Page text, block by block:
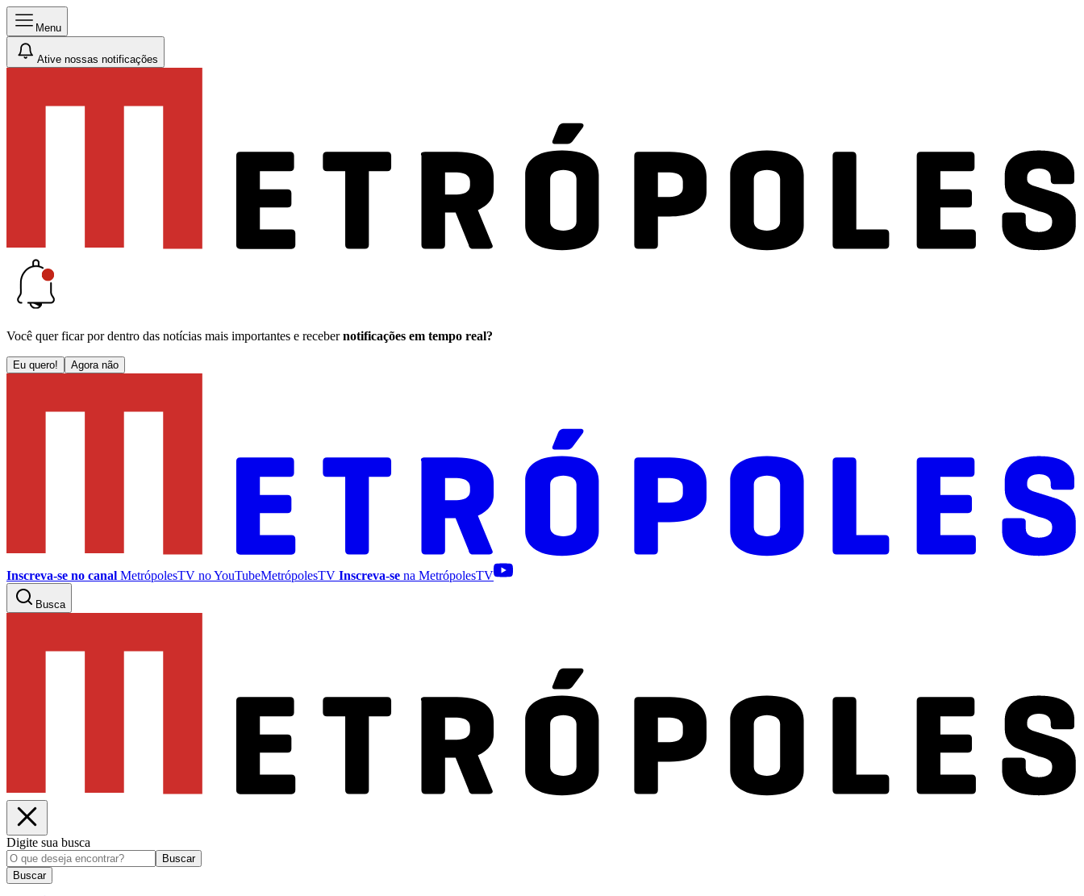
Menu
Ative nossas notificações
Você quer ficar por dentro das notícias mais importantes e receber notificações em tempo real?
Eu quero! Agora não
Inscreva-se no canal MetrópolesTV noYouTubeMetrópolesTV Inscreva-se na MetrópolesTV
Busca
Digite sua busca
Buscar
Buscar